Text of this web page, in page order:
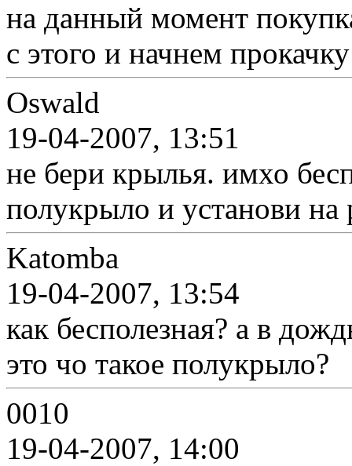
на данный момент
с этого и начнем
Oswald
19-04-2007, 13:51
не бери крылья. имхо
полукрыло и установи на
Katomba
19-04-2007, 13:54
как бесполезная? а в
это чо такое полукрыло?
0010
19-04-2007, 14:00